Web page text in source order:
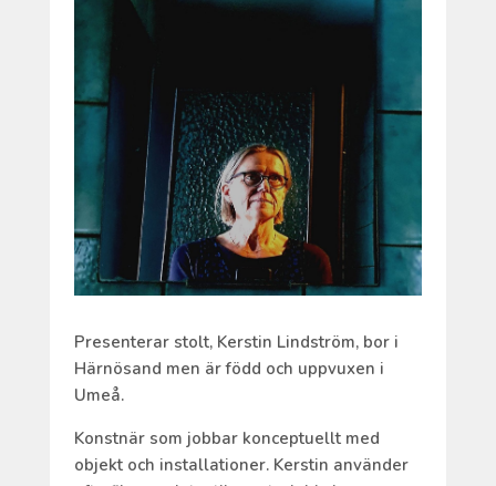
Presenterar stolt, Kerstin Lindström, bor i
Härnösand men är född och uppvuxen i
Umeå.
Konstnär som jobbar konceptuellt med
objekt och installationer. Kerstin använder